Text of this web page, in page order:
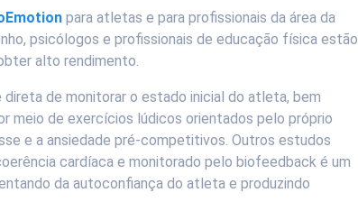
para atletas e para profissionais da área da
psicólogos e profissionais de educação física estão
alto rendimento.
de monitorar o estado inicial do atleta, bem
meio de exercícios lúdicos orientados pelo próprio
e a ansiedade pré-competitivos. Outros estudos
cardíaca e monitorado pelo biofeedback é um
da autoconfiança do atleta e produzindo